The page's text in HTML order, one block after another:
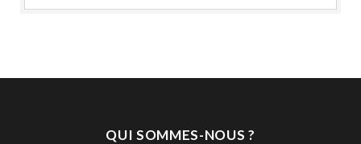
QUI SOMMES-NOUS ?